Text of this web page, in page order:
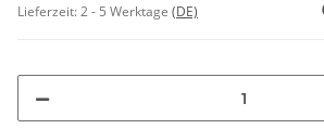
Lieferzeit:2 - 5 Werktage (DE)